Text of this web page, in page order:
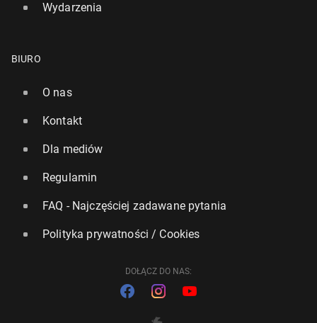
Wydarzenia
BIURO
O nas
Kontakt
Dla mediów
Regulamin
FAQ - Najczęściej zadawane pytania
Polityka prywatności / Cookies
DOŁĄCZ DO NAS: